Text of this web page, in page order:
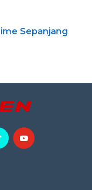
Sepanjang